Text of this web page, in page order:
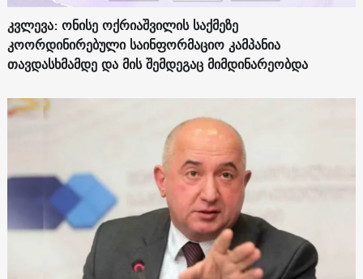
კვლევა: ონისე ოქრიაშვილის საქმეზე
კოორდინირებული საინფორმაციო კამპანია
თავდასხმამდე და მის შემდეგაც მიმდინარეობდა